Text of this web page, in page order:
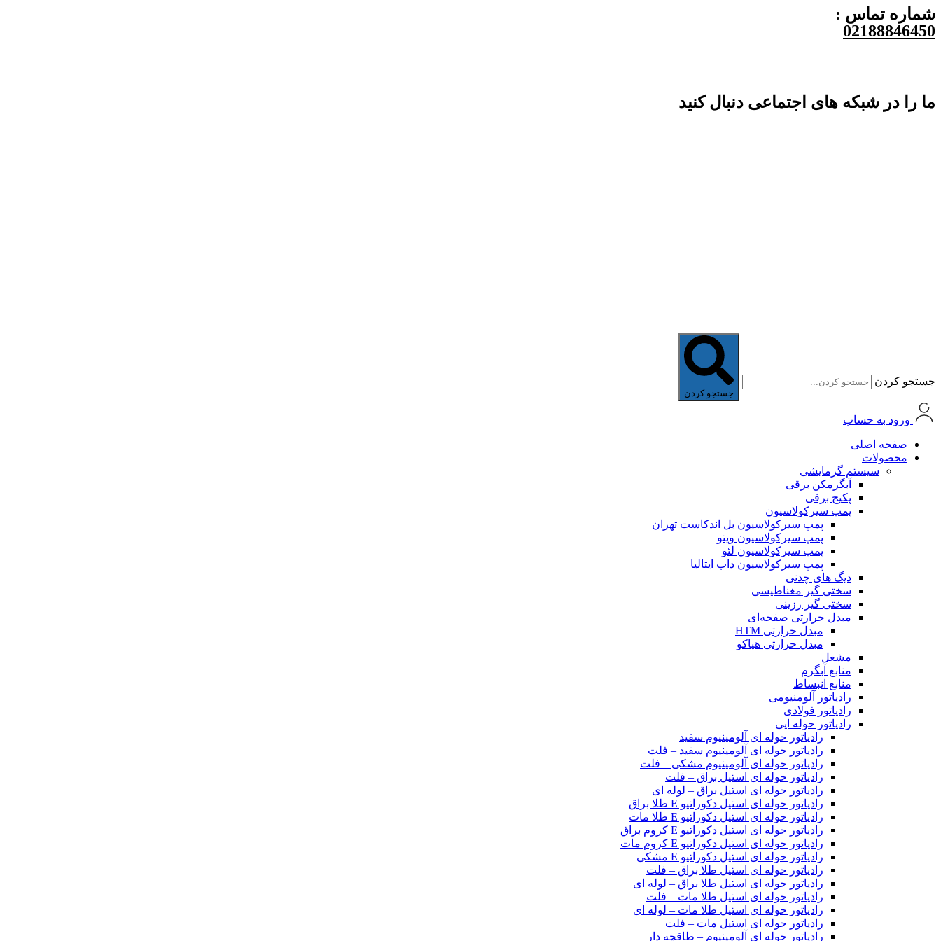
شماره تماس :
02188846450
ما را در شبکه های اجتماعی دنبال کنید
جستجو کردن
جستجو کردن
ورود به حساب
صفحه اصلی
محصولات
سیستم گرمایشی
آبگرمکن برقی
پکیج برقی
پمپ سیرکولاسیون
پمپ سیرکولاسیون بل اندکاست تهران
پمپ سیرکولاسیون ویتو
پمپ سیرکولاسیون لئو
پمپ سیرکولاسیون داب ایتالیا
دیگ های چدنی
سختی گیر مغناطیسی
سختی گیر رزینی
مبدل حرارتی صفحه‌ای
مبدل حرارتی HTM‎
مبدل حرارتی هپاکو
مشعل
منابع آبگرم
منابع انبساط
رادیاتور آلومنیومی
رادیاتور فولادی
رادیاتور حوله ایی
رادیاتور حوله ای آلومینیوم سفید
رادیاتور حوله ای آلومینیوم سفید – فلت
رادیاتور حوله ای آلومینیوم مشکی – فلت
رادیاتور حوله ای استیل براق – فلت
رادیاتور حوله ای استیل براق – لوله ای
رادیاتور حوله ای استیل دکوراتیو E طلا براق
رادیاتور حوله ای استیل دکوراتیو E طلا مات
رادیاتور حوله ای استیل دکوراتیو E کروم براق
رادیاتور حوله ای استیل دکوراتیو E کروم مات
رادیاتور حوله ای استیل دکوراتیو E مشکی
رادیاتور حوله ای استیل طلا براق – فلت
رادیاتور حوله ای استیل طلا براق – لوله ای
رادیاتور حوله ای استیل طلا مات – فلت
رادیاتور حوله ای استیل طلا مات – لوله ای
رادیاتور حوله ای استیل مات – فلت
رادیاتور حوله ای آلومینیوم – طاقچه دار